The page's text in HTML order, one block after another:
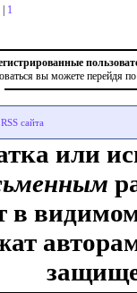
| 1
вы можете перейдя
или
в